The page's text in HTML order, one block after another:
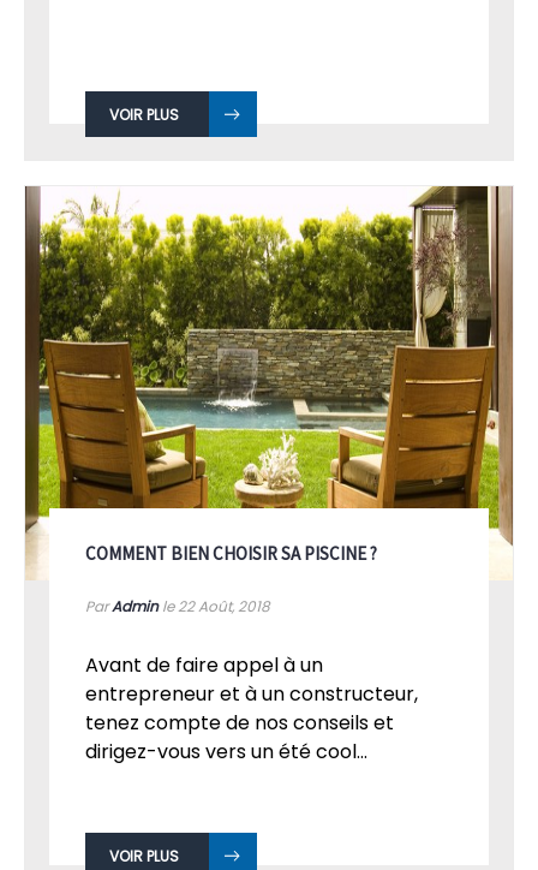
VOIR PLUS
COMMENT BIEN CHOISIR SA PISCINE ?
ParAdminle 22Août, 2018
Avant de faire appel à un
entrepreneur et à un constructeur,
tenez compte de nos conseils et
dirigez-vous vers un été cool...
VOIR PLUS